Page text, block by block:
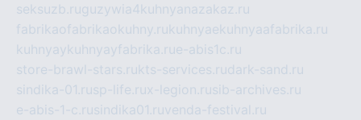
seksuzb.ruguzywia4kuhnyanazakaz.ru
fabrikaofabrikaokuhny.rukuhnyaekuhnyaafabrika.ru
kuhnyaykuhnyayfabrika.rue-abis1c.ru
store-brawl-stars.rukts-services.rudark-sand.ru
sindika-01.rusp-life.rux-legion.rusib-archives.ru
e-abis-1-c.rusindika01.ruvenda-festival.ru